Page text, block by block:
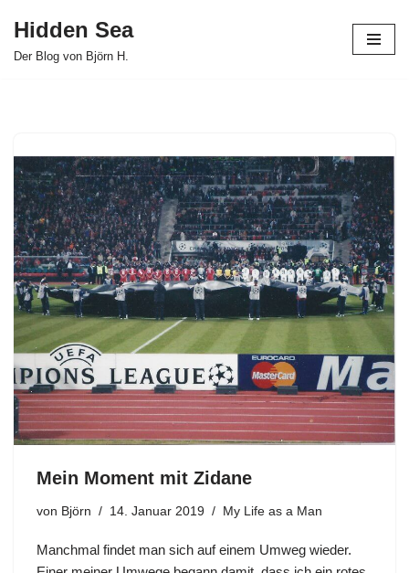
Zum
Hidden Sea
Der Blog von Björn H.
Mein Moment mit Zidane
von Björn 14. Januar 2019 My Life as a Man
Manchmal findet man sich auf einem Umweg wieder.